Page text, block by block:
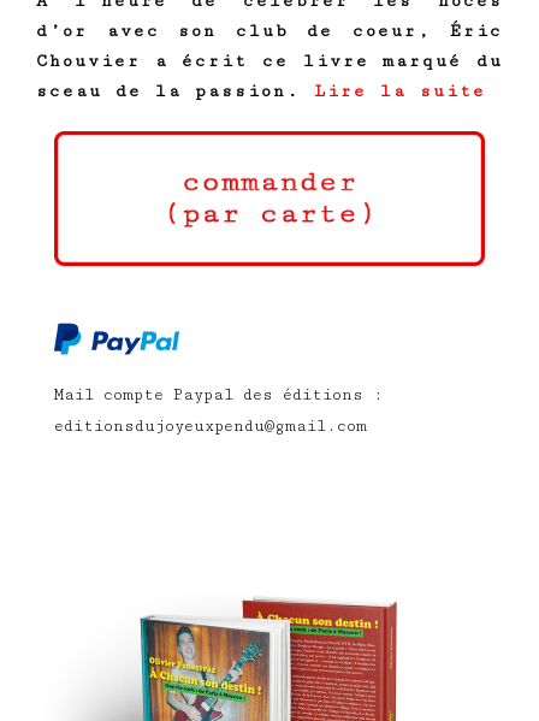
d’or avec son club de coeur, Éric
Chouvier a écrit ce livre marqué du
sceau de la passion. Lire la suite
Mail compte Paypal des éditions :
editionsdujoyeuxpendu@gmail.com